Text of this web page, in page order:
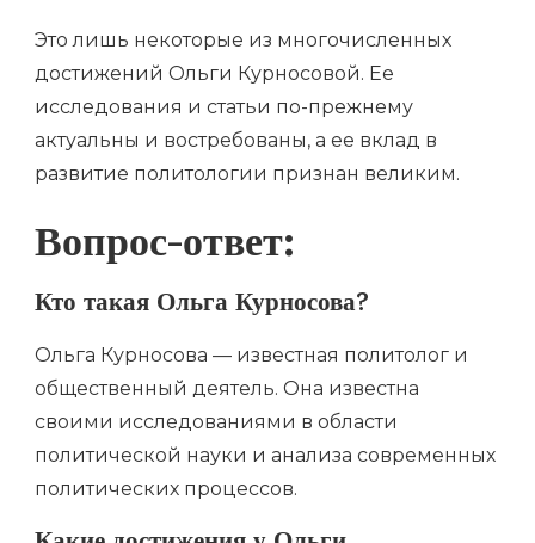
Это лишь некоторые из многочисленных
достижений Ольги Курносовой. Ее
исследования и статьи по-прежнему
актуальны и востребованы, а ее вклад в
развитие политологии признан великим.
Вопрос-ответ:
Кто такая Ольга Курносова?
Ольга Курносова — известная политолог и
общественный деятель. Она известна
своими исследованиями в области
политической науки и анализа современных
политических процессов.